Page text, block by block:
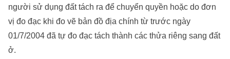
người sử dụng đất tách ra để chuyển quyền hoặc do đơn
vị đo đạc khi đo vẽ bản đồ địa chính từ trước ngày
01/7/2004 đã tự đo đạc tách thành các thửa riêng sang đất
ở.